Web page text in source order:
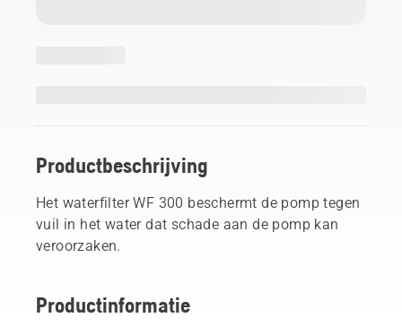
Productbeschrijving
Het waterfilter WF 300 beschermt de pomp tegen
vuil in het water dat schade aan de pomp kan
veroorzaken.
Productinformatie